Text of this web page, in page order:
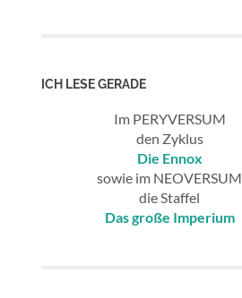
ICH LESE GERADE
Im PERYVERSUM
den Zyklus
Die Ennox
sowie im NEOVERSUM
die Staffel
Das große Imperium